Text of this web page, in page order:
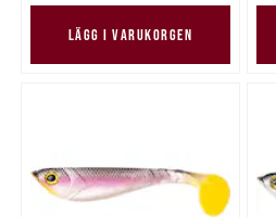
LÄGG I VARUKORGEN